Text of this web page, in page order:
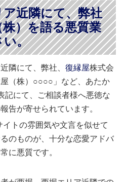
近隣にて、弊社
）を語る悪質業
い。
隣にて、弊社、復縁屋株式会
（株）○○○○」など、あたか
記にて、ご相談者様へ悪徳な
告が寄せられています。
トの雰囲気や文言を似せて
のものが、十分な恋愛アドバ
に悪質です。